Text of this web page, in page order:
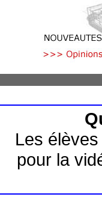
Les
pour la